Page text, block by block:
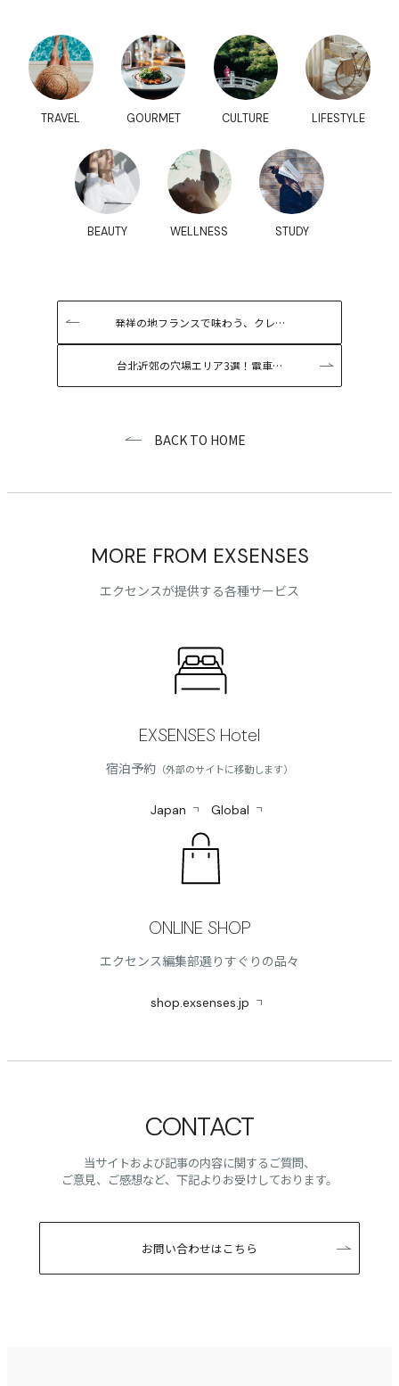
TRAVEL GOURMET CULTURE LIFESTYLE
BEAUTY WELLNESS STUDY
発祥の地フランスで味わう、クレ…
台北近郊の穴場エリア3選！電車…
BACK TO HOME
MORE FROM EXSENSES
エクセンスが提供する各種サービス
EXSENSES Hotel
宿泊予約 （外部のサイトに移動します）
Japan Global
ONLINE SHOP
エクセンス編集部選りすぐりの品々
shop.exsenses.jp
CONTACT
当サイトおよび記事の内容に関するご質問、
ご意見、ご感想など、下記よりお受けしております。
お問い合わせはこちら